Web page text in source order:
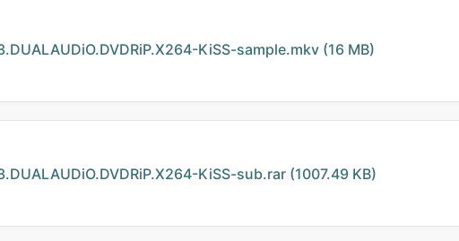
KiSS-sample.mkv (16 MB)
KiSS-sub.rar (1007.49 KB)